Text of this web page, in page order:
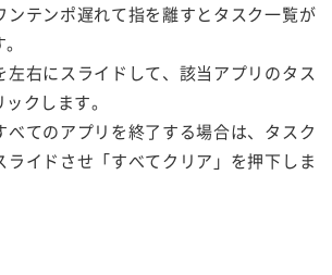
ンテンポ遅れて指を離すとタスク一覧が
左右にスライドして、該当アプリのタス
クします。
べてのアプリを終了する場合は、タスク
ライドさせ「すべてクリア」を押下しま